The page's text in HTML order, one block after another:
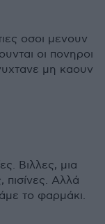
οσοι μενουν
οι πονηροι
μη καουν
Βιλλες, μια
πισίνες. Αλλά
το φαρμάκι.